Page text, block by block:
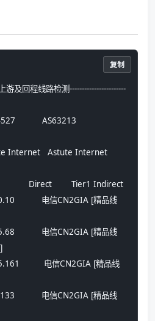
游及回程线路检测-----------------------
Internet   Astute Internet
电信CN2GIA [精品线
电信CN2GIA [精品线
电信CN2GIA [精品线
电信CN2GIA [精品线
复制